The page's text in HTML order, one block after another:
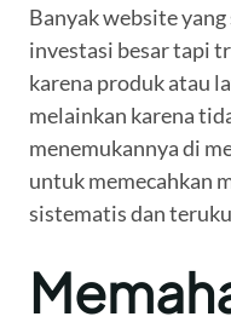
Banyak website
investasi besar tapi
karena produk atau
melainkan karena
menemukannya di
untuk memecahkan
sistematis dan